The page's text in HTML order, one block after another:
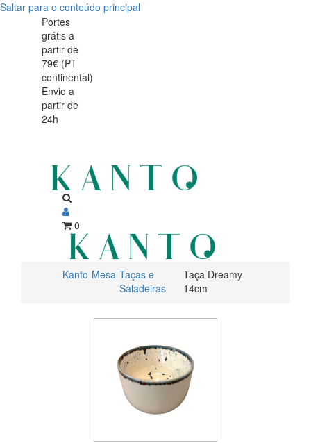
Saltar para o conteúdo principal
Taça
Dreamy
14cm
Taça
Dreamy
14cm
Portes
grátis a
partir de
79€ (PT
continental)
Envio a
partir de
24h
0
Kanto Mesa Taças e
Saladeiras
Taça Dreamy
14cm